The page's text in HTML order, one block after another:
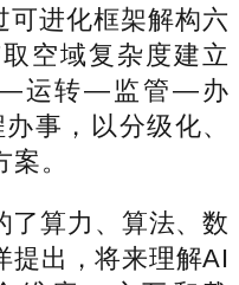
进化框架解构六
空域复杂度建立
—运转—监管—办
事，以分级化、
。
算力、算法、数
提出，将来理解AI